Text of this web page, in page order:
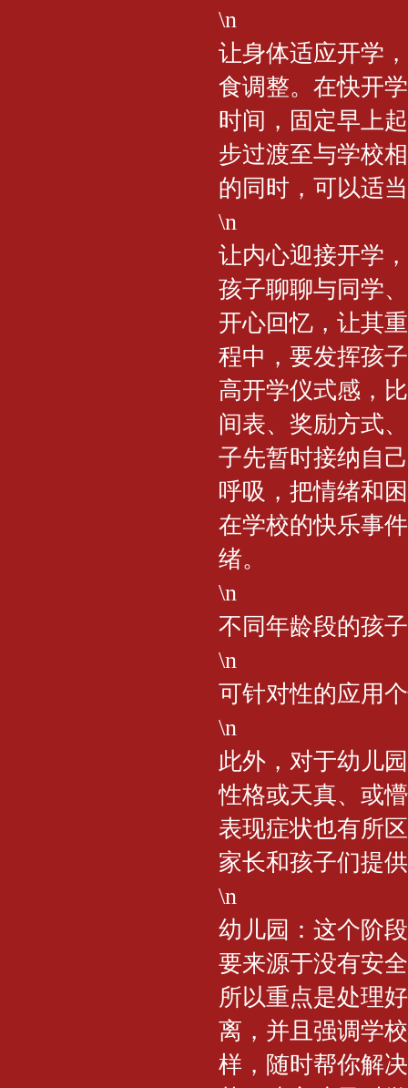
\n
让身体适应开学
食调整。在快开
时间，固定早上
步过渡至与学校
的同时，可以适
\n
让内心迎接开学
孩子聊聊与同学
开心回忆，让其
程中，要发挥孩
高开学仪式感，
间表、奖励方式
子先暂时接纳自
呼吸，把情绪和
在学校的快乐事
绪。
\n
不同年龄段的孩
\n
可针对性的应用
\n
此外，对于幼儿
性格或天真、或
表现症状也有所
家长和孩子们提
\n
幼儿园：这个阶
要来源于没有安
所以重点是处理
离，并且强调学
样，随时帮你解